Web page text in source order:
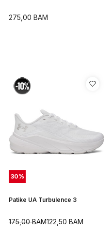
275,00 BAM
30%
Patike UA Turbulence 3
122,50 BAM
175,00BAM